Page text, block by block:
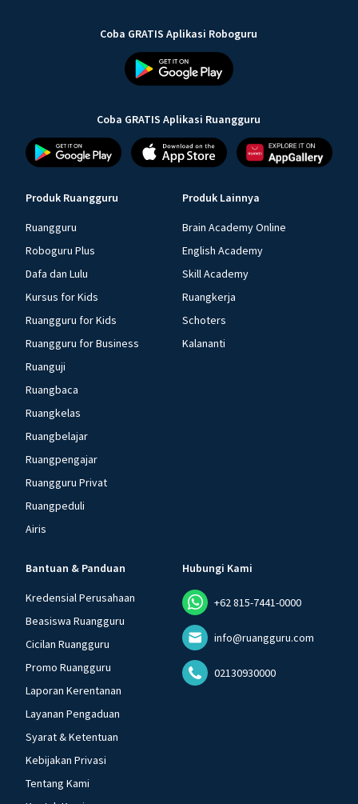
Coba GRATIS Aplikasi Roboguru
Coba GRATIS Aplikasi Ruangguru
Produk Ruangguru
Ruangguru
Roboguru Plus
Dafa dan Lulu
Kursus for Kids
Ruangguru for Kids
Ruangguru for Business
Ruanguji
Ruangbaca
Ruangkelas
Ruangbelajar
Ruangpengajar
Ruangguru Privat
Ruangpeduli
Airis
Produk Lainnya
Brain Academy Online
English Academy
Skill Academy
Ruangkerja
Schoters
Kalananti
Bantuan & Panduan
Kredensial Perusahaan
Beasiswa Ruangguru
Cicilan Ruangguru
Promo Ruangguru
Laporan Kerentanan
Layanan Pengaduan
Syarat & Ketentuan
Kebijakan Privasi
Tentang Kami
Hubungi Kami
+62 815-7441-0000
info@ruangguru.com
02130930000